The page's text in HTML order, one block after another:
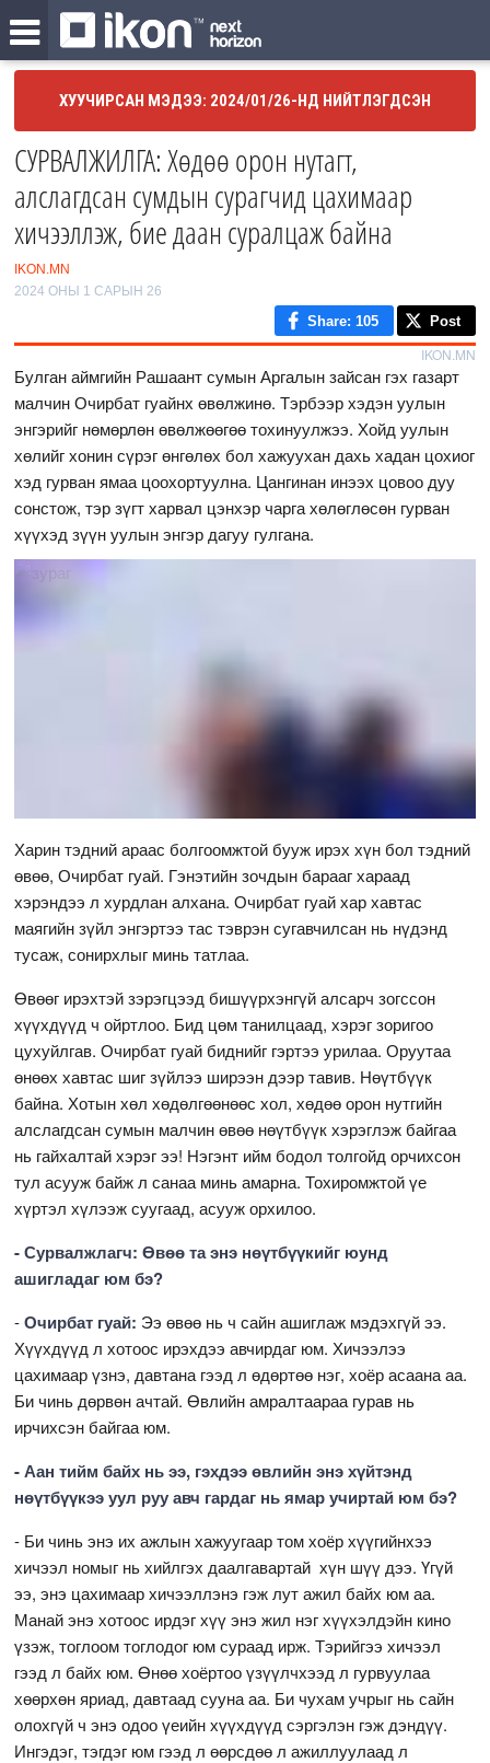
ХУУЧИРСАН МЭДЭЭ: 2024/01/26-НД НИЙТЛЭГДСЭН
СУРВАЛЖИЛГА: Хөдөө орон нутагт,
алслагдсан сумдын сурагчид цахимаар
хичээллэж, бие даан суралцаж байна
IKON.MN
2024 ОНЫ 1 САРЫН 26
Share: 105 Post
IKON.MN
Булган аймгийн Рашаант сумын Аргалын зайсан гэх газарт
малчин Очирбат гуайнх өвөлжинө. Тэрбээр хэдэн уулын
энгэрийг нөмөрлөн өвөлжөөгөө тохинуулжээ. Хойд уулын
хөлийг хонин сүрэг өнгөлөх бол хажуухан дахь хадан цохиог
хэд гурван ямаа цоохортуулна. Цангинан инээх цовоо дуу
сонстож, тэр зүгт харвал цэнхэр чарга хөлөглөсөн гурван
хүүхэд зүүн уулын энгэр дагуу гулгана.
Харин тэдний араас болгоомжтой бууж ирэх хүн бол тэдний
өвөө, Очирбат гуай. Гэнэтийн зочдын барааг хараад
хэрэндээ л хурдлан алхана. Очирбат гуай хар хавтас
маягийн зүйл энгэртээ тас тэврэн сугавчилсан нь нүдэнд
тусаж, сонирхлыг минь татлаа.
Өвөөг ирэхтэй зэрэгцээд бишүүрхэнгүй алсарч зогссон
хүүхдүүд ч ойртлоо. Бид цөм танилцаад, хэрэг зоригоо
цухуйлгав. Очирбат гуай биднийг гэртээ урилаа. Оруутаа
өнөөх хавтас шиг зүйлээ ширээн дээр тавив. Нөүтбүүк
байна. Хотын хөл хөдөлгөөнөөс хол, хөдөө орон нутгийн
алслагдсан сумын малчин өвөө нөүтбүүк хэрэглэж байгаа
нь гайхалтай хэрэг ээ! Нэгэнт ийм бодол толгойд орчихсон
тул асууж байж л санаа минь амарна. Тохиромжтой үе
хүртэл хүлээж суугаад, асууж орхилоо.
- Сурвалжлагч: Өвөө та энэ нөүтбүүкийг юунд
ашигладаг юм бэ?
-Очирбат гуай: Ээ өвөө нь ч сайн ашиглаж мэдэхгүй ээ.
Хүүхдүүд л хотоос ирэхдээ авчирдаг юм. Хичээлээ
цахимаар үзнэ, давтана гээд л өдөртөө нэг, хоёр асаана аа.
Би чинь дөрвөн ачтай. Өвлийн амралтаараа гурав нь
ирчихсэн байгаа юм.
- Аан тийм байх нь ээ, гэхдээ өвлийн энэ хүйтэнд
нөүтбүүкээ уул руу авч гардаг нь ямар учиртай юм бэ?
- Би чинь энэ их ажлын хажуугаар том хоёр хүүгийнхээ
хичээл номыг нь хийлгэх даалгавартай хүн шүү дээ. Үгүй
ээ, энэ цахимаар хичээллэнэ гэж лут ажил байх юм аа.
Манай энэ хотоос ирдэг хүү энэ жил нэг хүүхэлдэйн кино
үзэж, тоглоом тоглодог юм сураад ирж. Тэрийгээ хичээл
гээд л байх юм. Өнөө хоёртоо үзүүлчхээд л гурвуулаа
хөөрхөн яриад, давтаад сууна аа. Би чухам учрыг нь сайн
олохгүй ч энэ одоо үеийн хүүхдүүд сэргэлэн гэж дэндүү.
Ингэдэг, тэгдэг юм гээд л өөрсдөө л ажиллуулаад л